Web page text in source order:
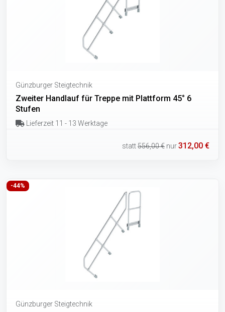
Günzburger Steigtechnik
Zweiter Handlauf für Treppe mit Plattform 45° 6
Stufen
Lieferzeit 11 - 13 Werktage
statt556,00 € nur312,00 €
-44%
Günzburger Steigtechnik